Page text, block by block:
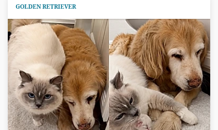
GOLDEN RETRIEVER